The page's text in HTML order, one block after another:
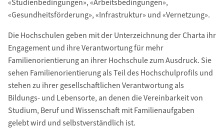
«Studienbedingungen», «Arbeitsbedingungen»,
«Gesundheitsförderung», «Infrastruktur» und «Vernetzung».
Die Hochschulen geben mit der Unterzeichnung der Charta ihr
Engagement und ihre Verantwortung für mehr
Familienorientierung an ihrer Hochschule zum Ausdruck. Sie
sehen Familienorientierung als Teil des Hochschulprofils und
stehen zu ihrer gesellschaftlichen Verantwortung als
Bildungs- und Lebensorte, an denen die Vereinbarkeit von
Studium, Beruf und Wissenschaft mit Familienaufgaben
gelebt wird und selbstverständlich ist.